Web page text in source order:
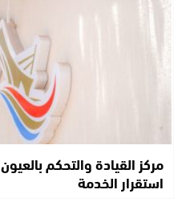
مركز القيادة والتحكم
استقرار الخدمة